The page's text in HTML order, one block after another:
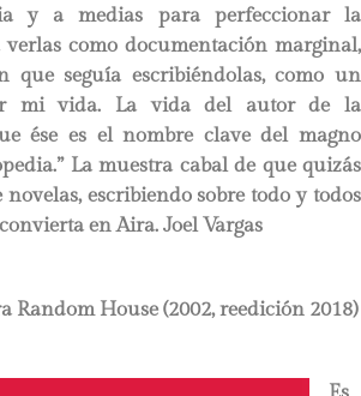
y a medias para perfeccionar la
verlas como documentación marginal,
que seguía escribiéndolas, como un
mi vida. La vida del autor de la
ése es el nombre clave del magno
La muestra cabal de que quizás
escribiendo sobre todo y todos
en Aira. Joel Vargas
Random House (2002, reedición 2018)